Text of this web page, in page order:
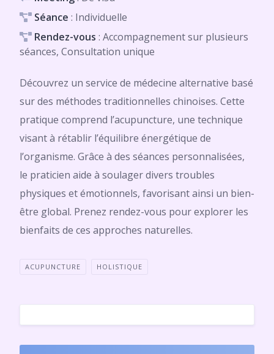
Séance : Individuelle
Rendez-vous : Accompagnement sur plusieurs
séances, Consultation unique
Découvrez un service de médecine alternative basé
sur des méthodes traditionnelles chinoises. Cette
pratique comprend l’acupuncture, une technique
visant à rétablir l’équilibre énergétique de
l’organisme. Grâce à des séances personnalisées,
le praticien aide à soulager divers troubles
physiques et émotionnels, favorisant ainsi un bien-
être global. Prenez rendez-vous pour explorer les
bienfaits de ces approches naturelles.
ACUPUNCTURE HOLISTIQUE